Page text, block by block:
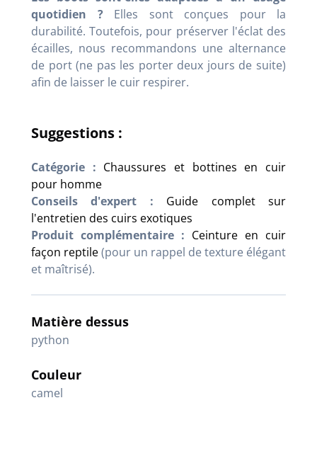
quotidien ?Elles sont conçues pour la
durabilité. Toutefois, pour préserver l'éclat des
écailles, nous recommandons une alternance
de port (ne pas les porter deux jours de suite)
afin de laisser le cuir respirer.
Suggestions :
Catégorie : Chaussures et bottines en cuir
pour homme
Conseils d'expert :
Guide complet sur
l'entretien des cuirs exotiques
Produit complémentaire : Ceinture en cuir
façon reptile(pour un rappel de texture élégant
et maîtrisé).
Matière dessus
python
Couleur
camel